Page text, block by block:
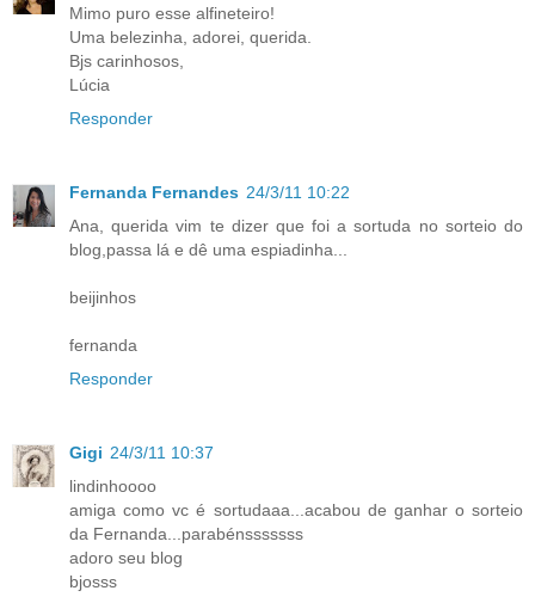
Mimo puro esse alfineteiro!
Uma belezinha, adorei, querida.
Bjs carinhosos,
Lúcia
Responder
Fernanda Fernandes 24/3/11 10:22
Ana, querida vim te dizer que foi a sortuda no sorteio do
blog,passa lá e dê uma espiadinha...
beijinhos
fernanda
Responder
Gigi 24/3/11 10:37
lindinhoooo
amiga como vc é sortudaaa...acabou de ganhar o sorteio
da Fernanda...parabénsssssss
adoro seu blog
bjosss